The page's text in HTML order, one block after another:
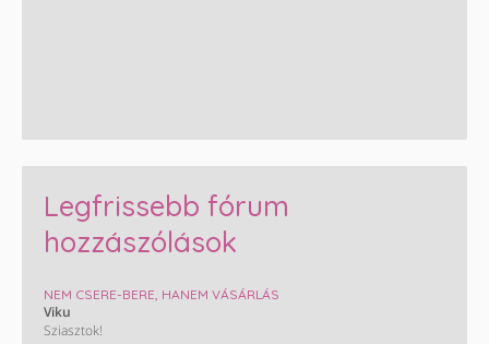
Legfrissebb fórum
hozzászólások
NEM CSERE-BERE, HANEM VÁSÁRLÁS
Viku
Sziasztok!